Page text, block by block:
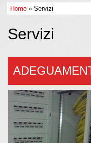
Home » Servizi
Servizi